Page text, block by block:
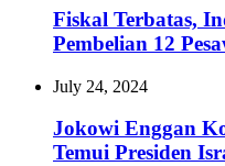
Fiskal Terbatas,
Pembelian 12
July 24, 2024
Jokowi Enggan
Temui Presiden